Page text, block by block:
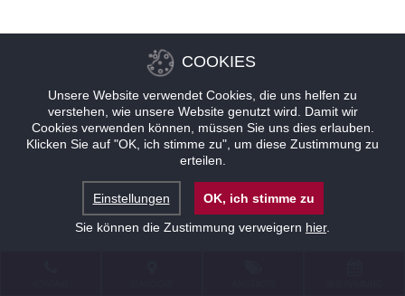
COOKIES
Unsere Website verwendet Cookies, die uns helfen zu
verstehen, wie unsere Website genutzt wird. Damit wir
Cookies verwenden können, müssen Sie uns dies erlauben.
Klicken Sie auf "OK, ich stimme zu", um diese Zustimmung zu
erteilen.
Einstellungen
OK, ich stimme zu
Sie können die Zustimmung verweigern hier.